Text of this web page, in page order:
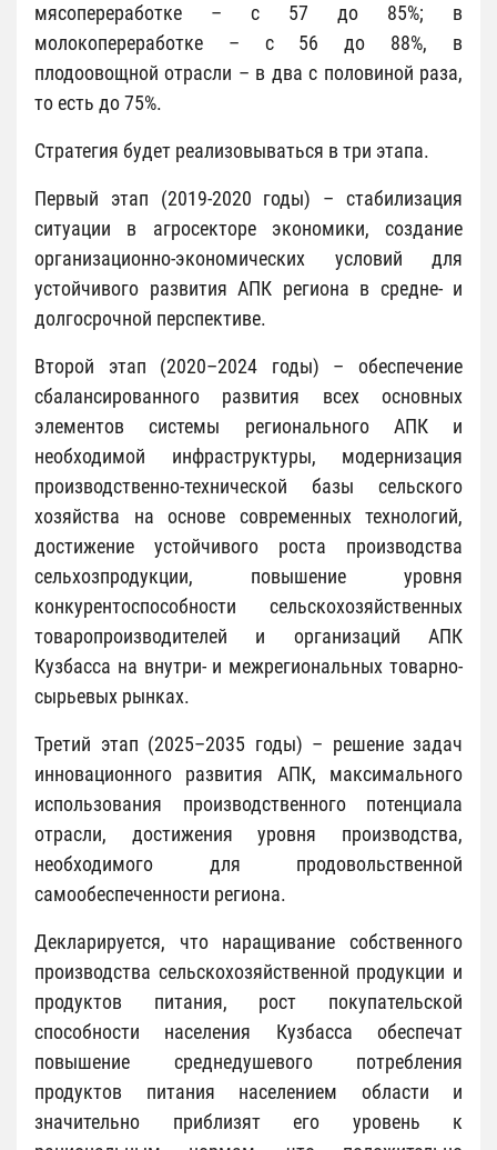
мясопереработке – с 57 до 85%; в
молокопереработке – с 56 до 88%, в
плодоовощной отрасли – в два с половиной раза,
то есть до 75%.
Стратегия будет реализовываться в три этапа.
Первый этап (2019-2020 годы) – стабилизация
ситуации в агросекторе экономики, создание
организационно-экономических условий для
устойчивого развития АПК региона в средне- и
долгосрочной перспективе.
Второй этап (2020–2024 годы) – обеспечение
сбалансированного развития всех основных
элементов системы регионального АПК и
необходимой инфраструктуры, модернизация
производственно-технической базы сельского
хозяйства на основе современных технологий,
достижение устойчивого роста производства
сельхозпродукции, повышение уровня
конкурентоспособности сельскохозяйственных
товаропроизводителей и организаций АПК
Кузбасса на внутри- и межрегиональных товарно-
сырьевых рынках.
Третий этап (2025–2035 годы) – решение задач
инновационного развития АПК, максимального
использования производственного потенциала
отрасли, достижения уровня производства,
необходимого для продовольственной
самообеспеченности региона.
Декларируется, что наращивание собственного
производства сельскохозяйственной продукции и
продуктов питания, рост покупательской
способности населения Кузбасса обеспечат
повышение среднедушевого потребления
продуктов питания населением области и
значительно приблизят его уровень к